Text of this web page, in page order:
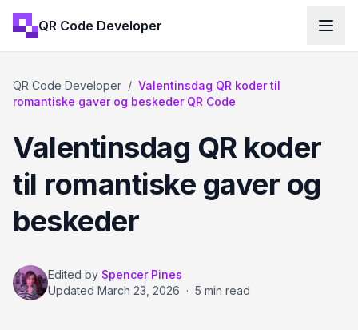
QR Code Developer
QR Code Developer / Valentinsdag QR koder til
romantiske gaver og beskeder QR Code
Valentinsdag QR koder
til romantiske gaver og
beskeder
Edited by Spencer Pines
Updated March 23, 2026 · 5 min read